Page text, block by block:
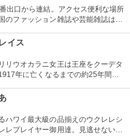
出口から連結。アクセス便利な場所
のファッション雑誌や芸能雑誌はも
こに寄ってみては。
イス
リウオカラニ女王は王座をクーデタ
年に亡くなるまでの約25年間、
ノやギターの展示品も見ることがで
ハワイ最大級の品揃えのウクレレシ
レプレイヤー御用達。見逃せないの